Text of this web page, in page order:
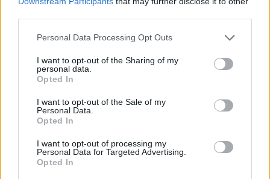
Please note that this website/app uses one or more Google
not limited to your visit or usage behaviour. You may click to
grant or deny consent to Google and its third-party tags to
use your data for below specified purposes in below Google
consent section.
Personal Data Processing Opt Outs
I want to opt-out of the Sharing of my
personal data.
Opted In
I want to opt-out of the Sale of my
Personal Data.
Opted In
I want to opt-out of processing my
Personal Data for Targeted Advertising.
Opted In